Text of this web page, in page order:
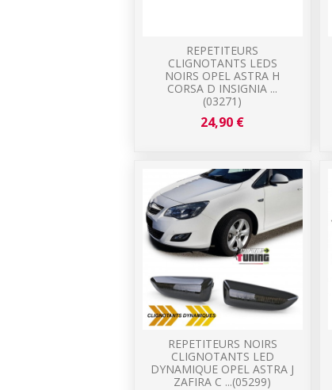
REPETITEURS
CLIGNOTANTS LEDS
NOIRS OPEL ASTRA H
CORSA D INSIGNIA ...
(03271)
24,90 €
REPETITEURS NOIRS
CLIGNOTANTS LED
DYNAMIQUE OPEL ASTRA J
ZAFIRA C ...(05299)